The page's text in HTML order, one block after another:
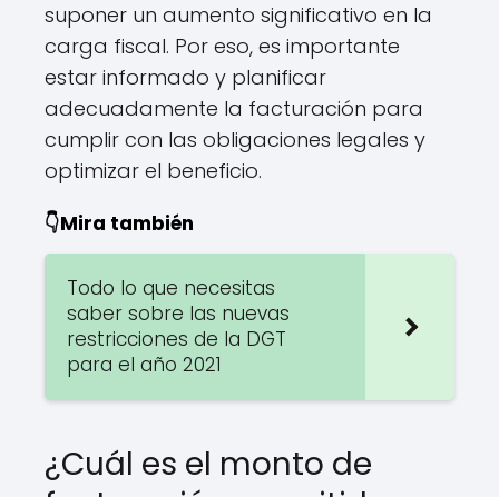
suponer un aumento significativo en la
carga fiscal. Por eso, es importante
estar informado y planificar
adecuadamente la facturación para
cumplir con las obligaciones legales y
optimizar el beneficio.
👇Mira también
Todo lo que necesitas
saber sobre las nuevas
restricciones de la DGT
para el año 2021
¿Cuál es el monto de